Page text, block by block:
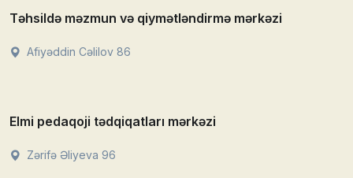
Təhsildə məzmun və qiymətləndirmə mərkəzi
Afiyəddin Cəlilov 86
Elmi pedaqoji tədqiqatları mərkəzi
Zərifə Əliyeva 96